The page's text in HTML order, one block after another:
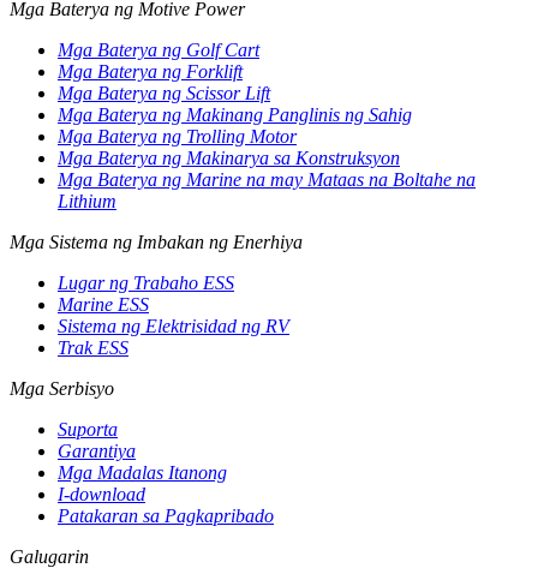
Mga Baterya ng Motive Power
Mga Baterya ng Golf Cart
Mga Baterya ng Forklift
Mga Baterya ng Scissor Lift
Mga Baterya ng Makinang Panglinis ng Sahig
Mga Baterya ng Trolling Motor
Mga Baterya ng Makinarya sa Konstruksyon
Mga Baterya ng Marine na may Mataas na Boltahe na
Lithium
Mga Sistema ng Imbakan ng Enerhiya
Lugar ng Trabaho ESS
Marine ESS
Sistema ng Elektrisidad ng RV
Trak ESS
Mga Serbisyo
Suporta
Garantiya
Mga Madalas Itanong
I-download
Patakaran sa Pagkapribado
Galugarin